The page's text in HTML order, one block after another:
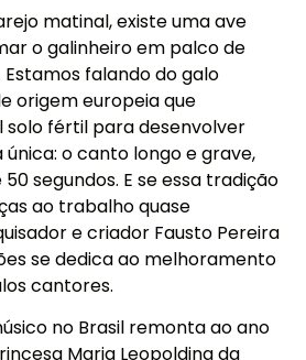
matinal, existe uma ave
o galinheiro em palco de
falando do galo
origem europeia que
solo fértil para desenvolver
o canto longo e grave,
segundos. E se essa tradição
ao trabalho quase
e criador Fausto Pereira
se dedica ao melhoramento
cantores.
no Brasil remonta ao ano
Maria Leopoldina da